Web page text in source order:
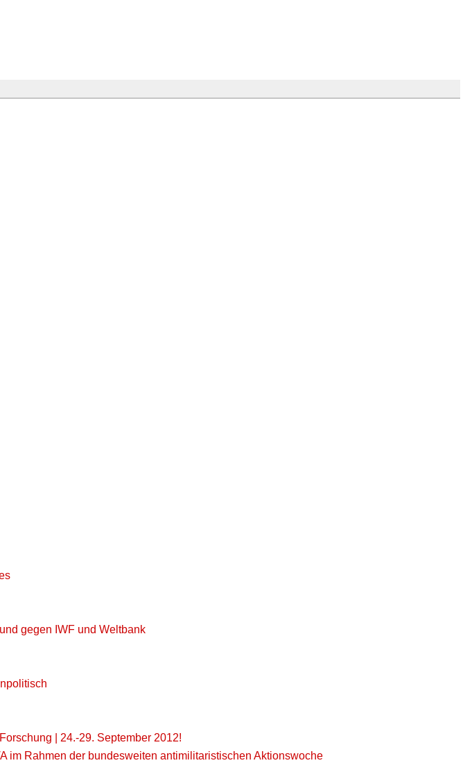
gegen IWF und Weltbank
| 24.-29. September 2012!
im Rahmen der bundesweiten antimilitaristischen Aktionswoche